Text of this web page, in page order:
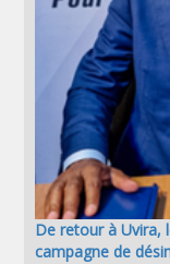
De retour à Uvira,
campagne de